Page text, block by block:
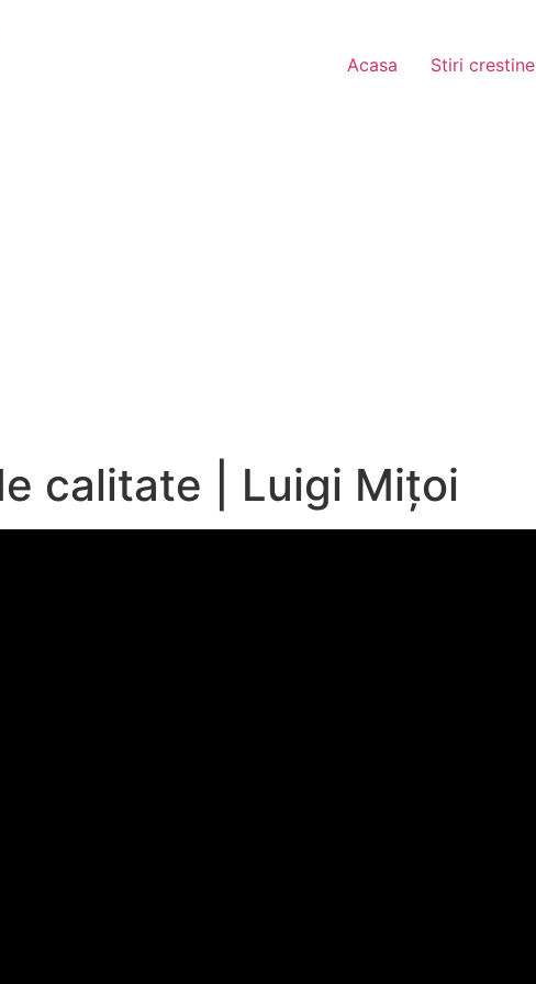
Acasa Stiri crestine
calitate | Luigi Mițoi